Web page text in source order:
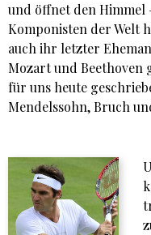
und öffnet den Himmel
Komponisten der Welt
auch ihr letzter
Mozart und Beethoven
für uns heute
Mendelssohn, Bruch